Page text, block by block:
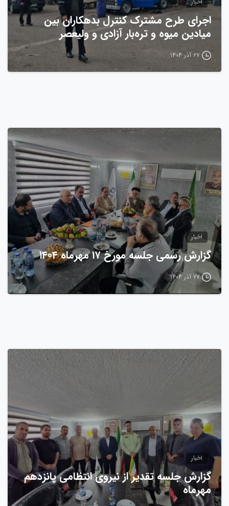
اجرای طرح مشترک کنترل بدهکاران بین
میادین میوه و تره‌بار آزادی و ولیعصر
۲۷ آذر ۱۴۰۴
0
اخبار
گزارش رسمی جلسه مورخ ۱۷ مهرماه ۱۴۰۴
۲۷ آذر ۱۴۰۴
0
اخبار
گزارش جلسه تقدیر از نیروی انتظامی پانزدهم
مهرماه